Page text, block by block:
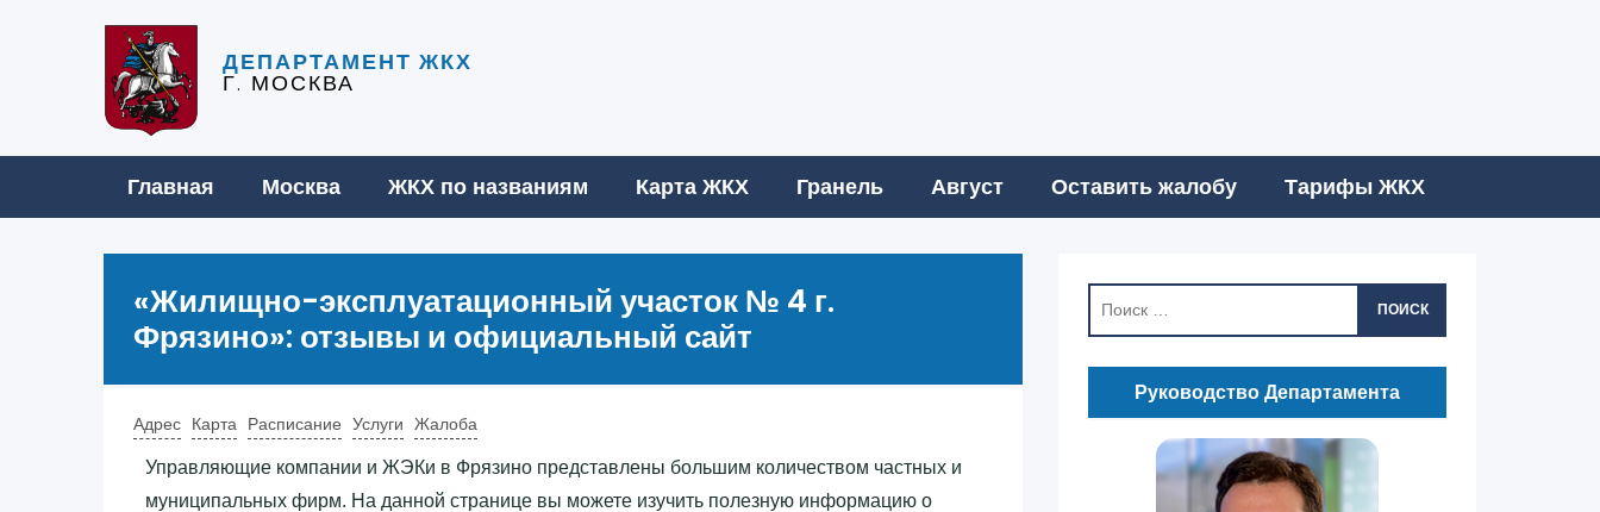
ДЕПАРТАМЕНТ ЖКХ
Г. МОСКВА
Главная Москва ЖКХ по названиям Карта ЖКХ Гранель Август Оставить жалобу Тарифы ЖКХ
«‎Жилищно-эксплуатационный участок № 4 г.
Фрязино»‎: отзывы и официальный сайт
Адрес Карта Расписание Услуги Жалоба
Управляющие компании и ЖЭКи в Фрязино представлены большим количеством частных и
муниципальных фирм. На данной странице вы можете изучить полезную информацию о
ПОИСК
Руководство Департамента